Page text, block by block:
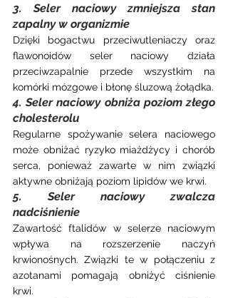
3. Seler naciowy zmniejsza stan
zapalny w organizmie
Dzięki bogactwu przeciwutleniaczy oraz
flawonoidów seler naciowy działa
przeciwzapalnie przede wszystkim na
komórki mózgowe i błonę śluzową żołądka.
4. Seler naciowy obniża poziom złego
cholesterolu
Regularne spożywanie selera naciowego
może obniżać ryzyko miażdżycy i chorób
serca, ponieważ zawarte w nim związki
aktywne obniżają poziom lipidów we krwi.
5. Seler naciowy zwalcza
nadciśnienie
Zawartość ftalidów w selerze naciowym
wpływa na rozszerzenie naczyń
krwionośnych. Związki te w połączeniu z
azotanami pomagają obniżyć ciśnienie
krwi.